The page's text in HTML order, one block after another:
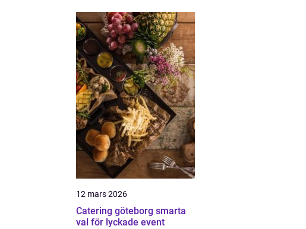
12 mars 2026
Catering göteborg smarta
val för lyckade event